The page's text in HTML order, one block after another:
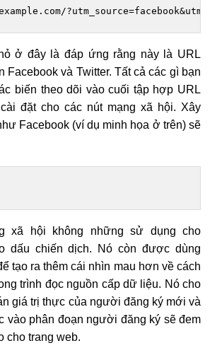
ở đây là đáp ứng rằng này là URL
Facebook và Twitter. Tất cả các gì bạn
biến theo dõi vào cuối tập hợp URL
đặt cho các nút mạng xã hội. Xây
Facebook (ví dụ minh họa ở trên) sẽ
xã hội không những sử dụng cho
dấu chiến dịch. Nó còn được dùng
tạo ra thêm cái nhìn mau hơn về cách
trình đọc nguồn cấp dữ liệu. Nó cho
giá trị thực của người đăng ký mới và
vào phân đoạn người đăng ký sẽ đem
cho trang web.